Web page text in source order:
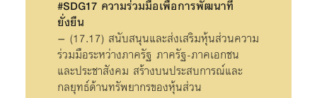
#SDG17 ความร่วมมือเพื่อการพัฒนาที่
ยั่งยืน
– (17.17) สนับสนุนและส่งเสริมหุ้นส่วนความ
ร่วมมือระหว่างภาครัฐ ภาครัฐ-ภาคเอกชน
และประชาสังคม สร้างบนประสบการณ์และ
กลยุทธ์ด้านทรัพยากรของหุ้นส่วน